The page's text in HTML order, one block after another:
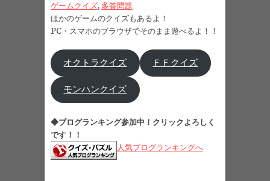
ゲームクイズ, 多答問題
ほかのゲームのクイズもあるよ！
PC・スマホのブラウザでそのまま遊べるよ！！
オクトラクイズ ＦＦクイズ
モンハンクイズ
◆ブログランキング参加中！クリックよろしく
です！！
人気ブログランキングへ